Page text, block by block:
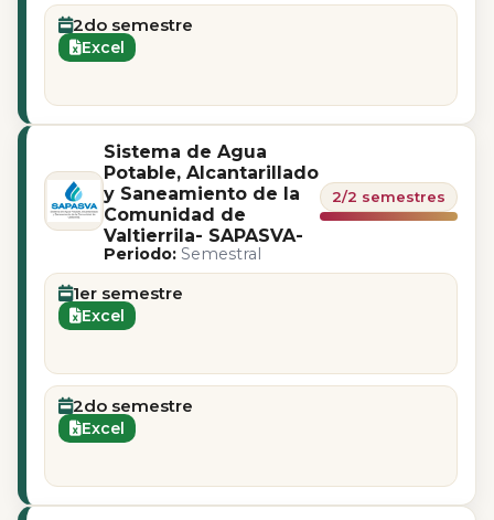
2do semestre
Excel
Sistema de Agua
Potable, Alcantarillado
y Saneamiento de la
Comunidad de
Valtierrila- SAPASVA-
Periodo: Semestral
2/2 semestres
1er semestre
Excel
2do semestre
Excel